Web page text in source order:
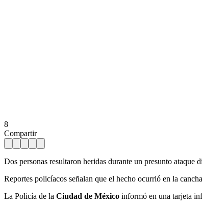
8
Compartir
Dos personas resultaron heridas durante un presunto ataque
Reportes policíacos señalan que el hecho ocurrió en la
La Policía de la Ciudad de México informó en una tarjeta